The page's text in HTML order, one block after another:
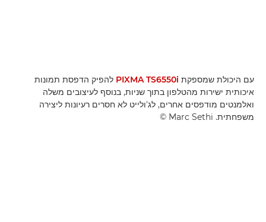
עם היכולת שמספקת PIXMA TS6550i להפיק הדפסת תמונות
איכותית ישירות מהטלפון בתוך שניות, בנוסף לעיצובים משלה
ואלמנטים מודפסים אחרים, לג'ולייט לא חסרים רעיונות ליצירה
משפחתית. ‎© Marc Sethi